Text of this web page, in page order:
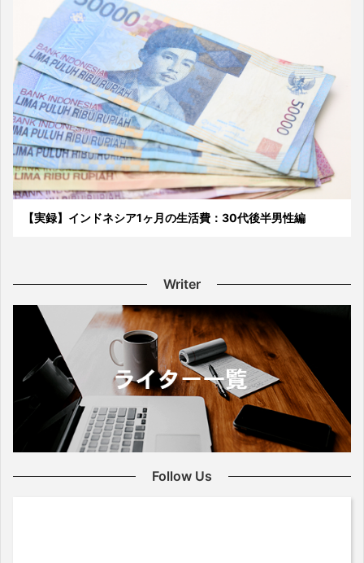
【実録】インドネシア1ヶ月の生活費：30代後半男性編
Writer
Follow Us